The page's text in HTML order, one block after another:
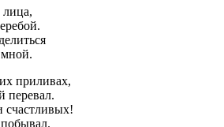
приливах,
перевал.
счастливых!